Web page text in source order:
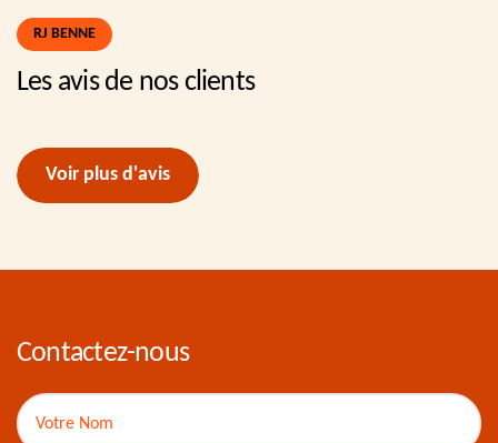
RJ BENNE
Les avis de nos clients
Voir plus d'avis
Contactez-nous